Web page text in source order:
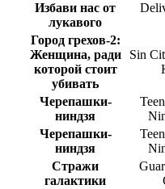
Избави нас от
лукавого
Город грехов-2:
Женщина, ради
которой стоит
убивать
Sin
Черепашки-
ниндзя
Черепашки-
ниндзя
Стражи
галактики